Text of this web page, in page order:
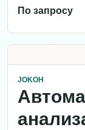
По запросу
JOKOH